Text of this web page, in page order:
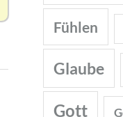
Fühlen
Glaube
Gott